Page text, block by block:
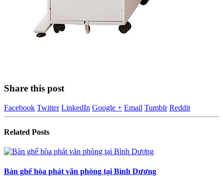
Share this post
Facebook Twitter LinkedIn Google + Email Tumblr Reddit
Related Posts
Bàn ghế hòa phát văn phòng tại Bình Dương